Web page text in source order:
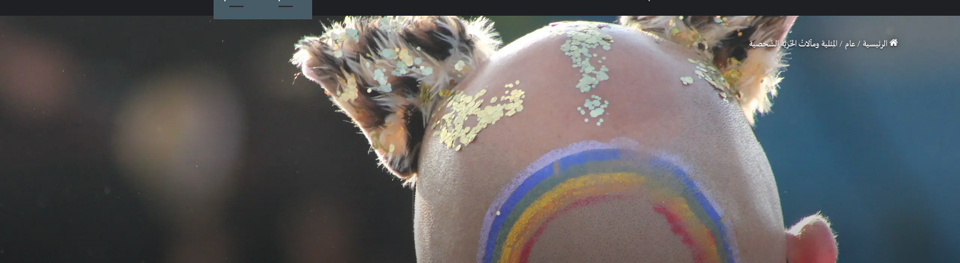
الرئيسية / عام / المِثلية ومآلاتُ الحُريّة الشّخصية